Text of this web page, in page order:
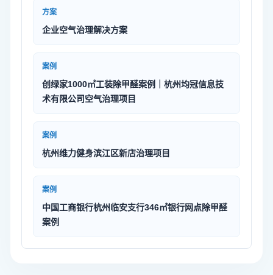
方案
企业空气治理解决方案
案例
创绿家1000㎡工装除甲醛案例｜杭州均冠信息技
术有限公司空气治理项目
案例
杭州维力健身滨江区新店治理项目
案例
中国工商银行杭州临安支行346㎡银行网点除甲醛
案例